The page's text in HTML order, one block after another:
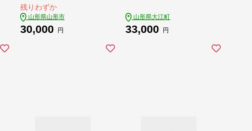
／シャインマスカッ
ト) FY25-474
残りわずか
山形県山形市
30,000 円
山形県大江町
33,000 円